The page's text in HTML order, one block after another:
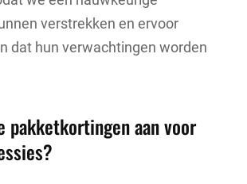
verstrekken en ervoor
dat hun verwachtingen worden
pakketkortingen aan voor